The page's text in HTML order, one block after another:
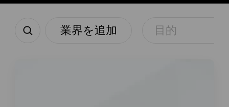
業界を追加 目的